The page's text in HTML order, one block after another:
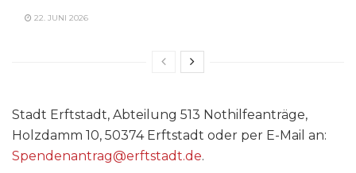
22. JUNI 2026
Stadt Erftstadt, Abteilung 513 Nothilfeanträge,
Holzdamm 10, 50374 Erftstadt oder per E-Mail an:
Spendenantrag@erftstadt.de.